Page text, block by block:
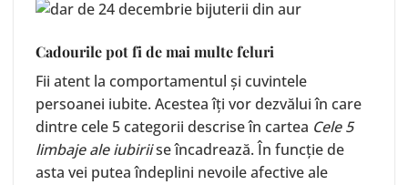
Cadourile pot fi de mai multe feluri
Fii atent la comportamentul și cuvintele
persoanei iubite. Acestea îți vor dezvălui în care
dintre cele 5 categorii descrise în cartea Cele 5
limbaje ale iubiriise încadrează. În funcție de
asta vei putea îndeplini nevoile afective ale